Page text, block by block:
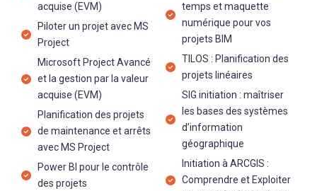
acquise (EVM)
Piloter un projet avec MS
Project
Microsoft Project Avancé
et la gestion par la valeur
acquise (EVM)
Planification des projets
de maintenance et arrêts
avec MS Project
Power BI pour le contrôle
des projets
temps et maquette
numérique pour vos
projets BIM​
TILOS : Planification des
projets linéaires
SIG initiation : maîtriser
les bases des systèmes
d’information
géographique​
Initiation à ARCGIS :
Comprendre et Exploiter